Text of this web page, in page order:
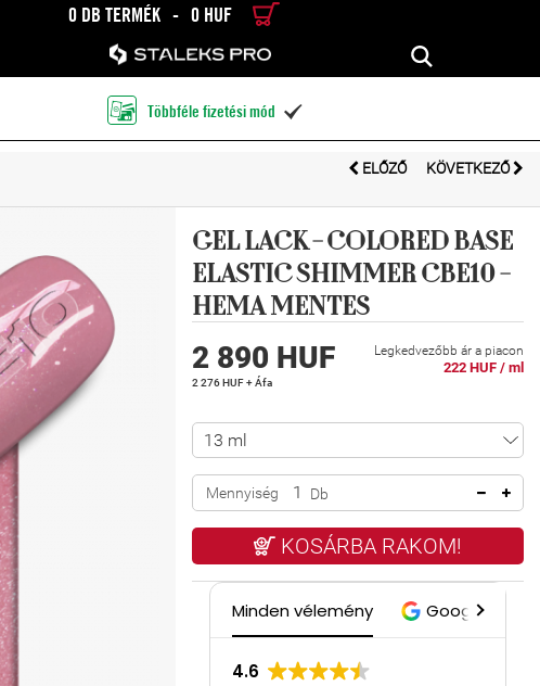
0 DB TERMÉK - 0 HUF
RÉSZLETES KERESÉS KERESÉS
Többféle fizetési mód 
ELŐZŐ KÖVETKEZŐ
GEL LACK - COLORED BASE
ELASTIC SHIMMER CBE10 -
HEMA MENTES
Legkedvezőbb ár a piacon
222 HUF / ml
2 890 HUF
2 276 HUF + Áfa
Mennyiség Db
KOSÁRBA RAKOM!
Minden vélemény Google
4.6